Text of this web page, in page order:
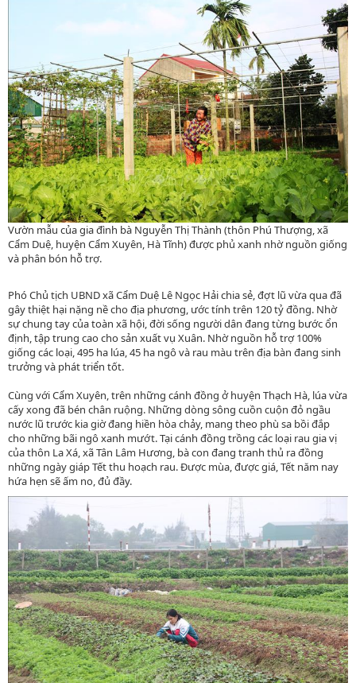
Vườn mẫu của gia đình bà Nguyễn Thị Thành (thôn Phú Thượng, xã
Cẩm Duệ, huyện Cẩm Xuyên, Hà Tĩnh) được phủ xanh nhờ nguồn giống
và phân bón hỗ trợ.
Phó Chủ tịch UBND xã Cẩm Duệ Lê Ngọc Hải chia sẻ, đợt lũ vừa qua đã
gây thiệt hại nặng nề cho địa phương, ước tính trên 120 tỷ đồng. Nhờ
sự chung tay của toàn xã hội, đời sống người dân đang từng bước ổn
định, tập trung cao cho sản xuất vụ Xuân. Nhờ nguồn hỗ trợ 100%
giống các loại, 495 ha lúa, 45 ha ngô và rau màu trên địa bàn đang sinh
trưởng và phát triển tốt.
Cùng với Cẩm Xuyên, trên những cánh đồng ở huyện Thạch Hà, lúa vừa
cấy xong đã bén chân ruộng. Những dòng sông cuồn cuộn đỏ ngầu
nước lũ trước kia giờ đang hiền hòa chảy, mang theo phù sa bồi đắp
cho những bãi ngô xanh mướt. Tại cánh đồng trồng các loại rau gia vị
của thôn La Xá, xã Tân Lâm Hương, bà con đang tranh thủ ra đồng
những ngày giáp Tết thu hoạch rau. Được mùa, được giá, Tết năm nay
hứa hẹn sẽ ấm no, đủ đầy.